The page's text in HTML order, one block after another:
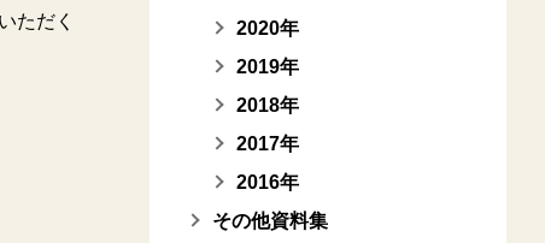
ただく
2020年
2019年
2018年
2017年
2016年
その他資料集